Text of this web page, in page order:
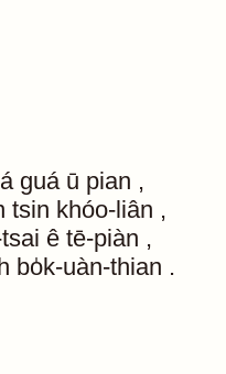
guá ū pian ,
tsin khóo-liân ,
ê tē-piàn ,
bo̍k-uàn-thian .